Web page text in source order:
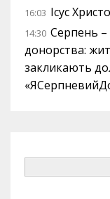
16:03 Ісус
14:30 Серпень –
донорства:
закликають